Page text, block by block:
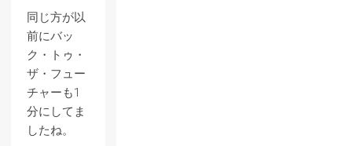
同じ方が以
前にバッ
ク・トゥ・
ザ・フュー
チャーも1
分にしてま
したね。